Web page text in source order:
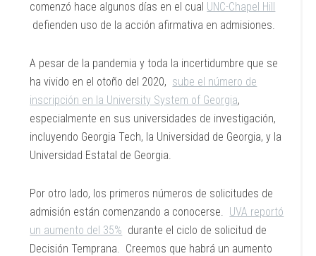
comenzó hace algunos días en el cual UNC-Chapel Hill
defienden uso de la acción afirmativa en admisiones.
A pesar de la pandemia y toda la incertidumbre que se
ha vivido en el otoño del 2020, sube el número de
inscripción en la University System of Georgia,
especialmente en sus universidades de investigación,
incluyendo Georgia Tech, la Universidad de Georgia, y la
Universidad Estatal de Georgia.
Por otro lado, los primeros números de solicitudes de
admisión están comenzando a conocerse. UVA reportó
un aumento del 35% durante el ciclo de solicitud de
Decisión Temprana. Creemos que habrá un aumento